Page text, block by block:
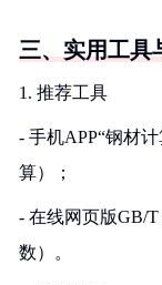
三、实用工具
1. 推荐工具
- 手机APP“钢材
算）；
- 在线网页版GB/
数）。